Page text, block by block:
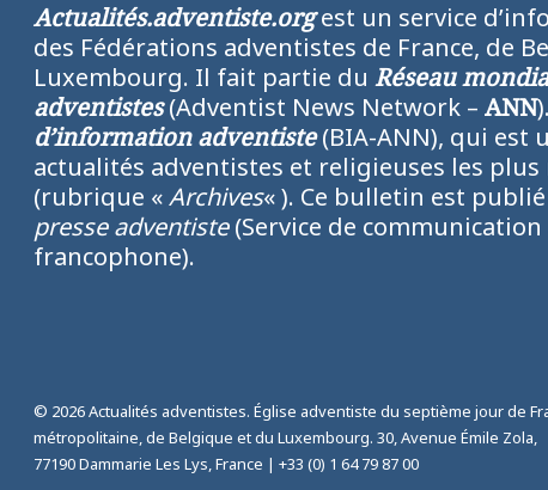
Actualités.adventiste.orgest un service
des Fédérations adventistes de France, de
Luxembourg. Il fait partie du Réseau
adventistes(Adventist News Network – ANN
d’information adventiste(BIA-ANN), qui est
actualités adventistes et religieuses les
(rubrique «Archives« ). Ce bulletin est
presse adventiste(Service de
francophone).
© 2026 Actualités adventistes. Église adventiste du septième jour de
métropolitaine, de Belgique et du Luxembourg. 30, Avenue Émile Zola,
77190 Dammarie Les Lys, France | +33 (0) 1 64 79 87 00